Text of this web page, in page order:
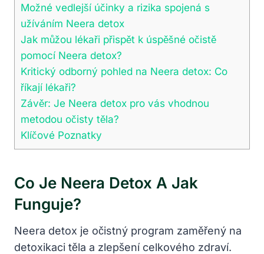
Možné vedlejší účinky a rizika spojená s
užíváním Neera detox
Jak můžou lékaři přispět k úspěšné očistě
pomocí Neera detox?
Kritický odborný pohled na Neera detox: Co
říkají lékaři?
Závěr: Je Neera detox pro vás vhodnou
metodou očisty těla?
Klíčové Poznatky
Co Je Neera Detox A Jak
Funguje?
Neera detox je očistný program zaměřený na
detoxikaci těla a zlepšení celkového zdraví.